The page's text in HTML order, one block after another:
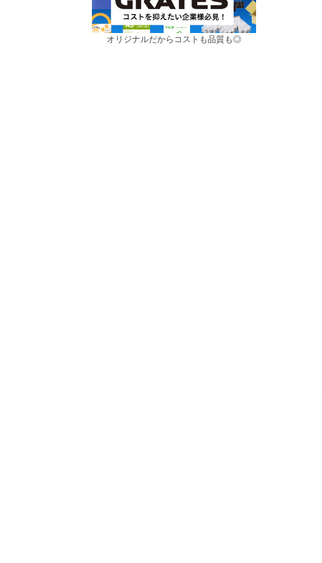
オリジナルだからコストも品質も◎